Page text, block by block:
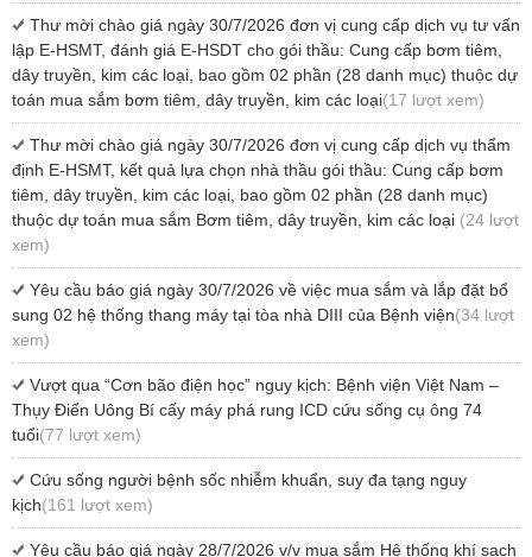
Thư mời chào giá ngày 30/7/2026 đơn vị cung cấp dịch vụ tư vấn
lập E-HSMT, đánh giá E-HSDT cho gói thầu: Cung cấp bơm tiêm,
dây truyền, kim các loại, bao gồm 02 phần (28 danh mục) thuộc dự
toán mua sắm bơm tiêm, dây truyền, kim các loại(17 lượt xem)
Thư mời chào giá ngày 30/7/2026 đơn vị cung cấp dịch vụ thẩm
định E-HSMT, kết quả lựa chọn nhà thầu gói thầu: Cung cấp bơm
tiêm, dây truyền, kim các loại, bao gồm 02 phần (28 danh mục)
thuộc dự toán mua sắm Bơm tiêm, dây truyền, kim các loại (24 lượt
xem)
Yêu cầu báo giá ngày 30/7/2026 về việc mua sắm và lắp đặt bổ
sung 02 hệ thống thang máy tại tòa nhà DIII của Bệnh viện(34 lượt
xem)
Vượt qua “Cơn bão điện học” nguy kịch: Bệnh viện Việt Nam –
Thụy Điển Uông Bí cấy máy phá rung ICD cứu sống cụ ông 74
tuổi(77 lượt xem)
Cứu sống người bệnh sốc nhiễm khuẩn, suy đa tạng nguy
kịch(161 lượt xem)
Yêu cầu báo giá ngày 28/7/2026 v/v mua sắm Hệ thống khí sạch